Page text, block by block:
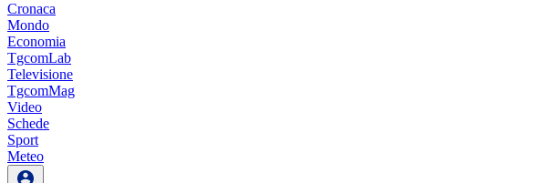
Cronaca
Mondo
Economia
TgcomLab
Televisione
TgcomMag
Video
Schede
Sport
Meteo